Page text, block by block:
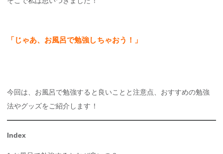
「じゃあ、お風呂で勉強しちゃおう！」
今回は、お風呂で勉強すると良いことと注意点、おすすめの勉強
法やグッズをご紹介します！
Index